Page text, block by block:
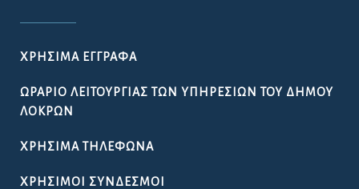
ΧΡΉΣΙΜΑ ΈΓΓΡΑΦΑ
ΩΡΆΡΙΟ ΛΕΙΤΟΥΡΓΊΑΣ ΤΩΝ ΥΠΗΡΕΣΙΏΝ ΤΟΥ ΔΉΜΟΥ
ΛΟΚΡΏΝ
ΧΡΉΣΙΜΑ ΤΗΛΈΦΩΝΑ
ΧΡΉΣΙΜΟΙ ΣΎΝΔΕΣΜΟΙ